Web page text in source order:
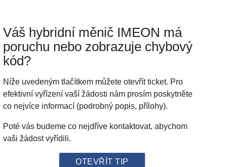
Váš hybridní měnič IMEON má
poruchu nebo zobrazuje chybový
kód?
Níže uvedeným tlačítkem můžete otevřít ticket. Pro
efektivní vyřízení vaší žádosti nám prosím poskytněte
co nejvíce informací (podrobný popis, přílohy).
Poté vás budeme co nejdříve kontaktovat, abychom
vaši žádost vyřídili.
OTEVŘÍT TIP